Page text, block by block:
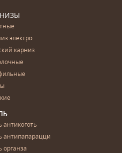
электро
карниз
антикоготь
антипапарацци
органза